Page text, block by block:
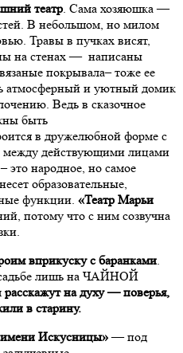
театр. Сама хозяюшка —
В небольшом, но милом
Травы в пучках висят,
на стенах — написаны
покрывала– тоже ее
атмосферный и уютный домик
Ведь в сказочное
быть
в дружелюбной форме с
между действующими лицами
это народное, но самое
образовательные,
функции. «Театр Марьи
потому что с ним созвучна
вприкуску с баранками.
лишь на ЧАЙНОЙ
расскажут на духу — поверья,
в старину.
имени Искусницы»— под